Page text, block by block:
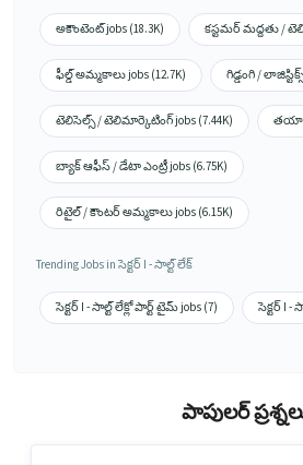
అకౌంటెంట్ jobs (18.3K) కస్టమర్ మద్దతు /
ఫీల్డ్ అమ్మకాలు jobs (12.7K) గిడ్డంగి /
టెలిసెల్స్ / టెలిమార్కెటింగ్ jobs (7.44K) తయారీ
బ్యాక్ ఆఫీస్ / డేటా ఎంట్రీ jobs (6.75K)
రిటైల్ / కౌంటర్ అమ్మకాలు jobs (6.15K)
Trending Jobs in సెక్టర్ I - సాల్ట్ లేక్
సెక్టర్ I - సాల్ట్ లేక్లో పార్ట్ టైమ్ jobs (7) సెక్టర్ I -
పాపులర్